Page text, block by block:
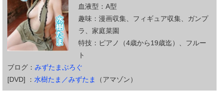
血液型：A型
趣味：漫画収集、フィギュア収集、ガンプ
ラ、家庭菜園
特技：ピアノ（4歳から19歳迄）、フルー
ト
ブログ： みずたまぶろぐ
[DVD] ： 水樹たま／みずたま （アマゾン）